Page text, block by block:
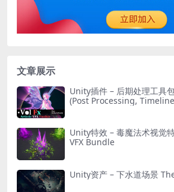
文章展示
Unity插件 – 后期处理工具
(Post Processing,
Unity特效 – 毒魔法术视觉
VFX Bundle
Unity资产 – 下水道场景